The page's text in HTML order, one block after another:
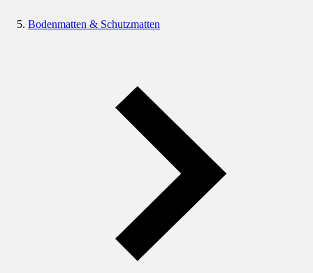
Bodenmatten & Schutzmatten